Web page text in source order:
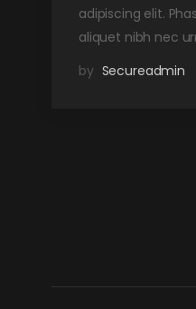
adipiscing elit.
aliquet nibh nec
by Secureadmin